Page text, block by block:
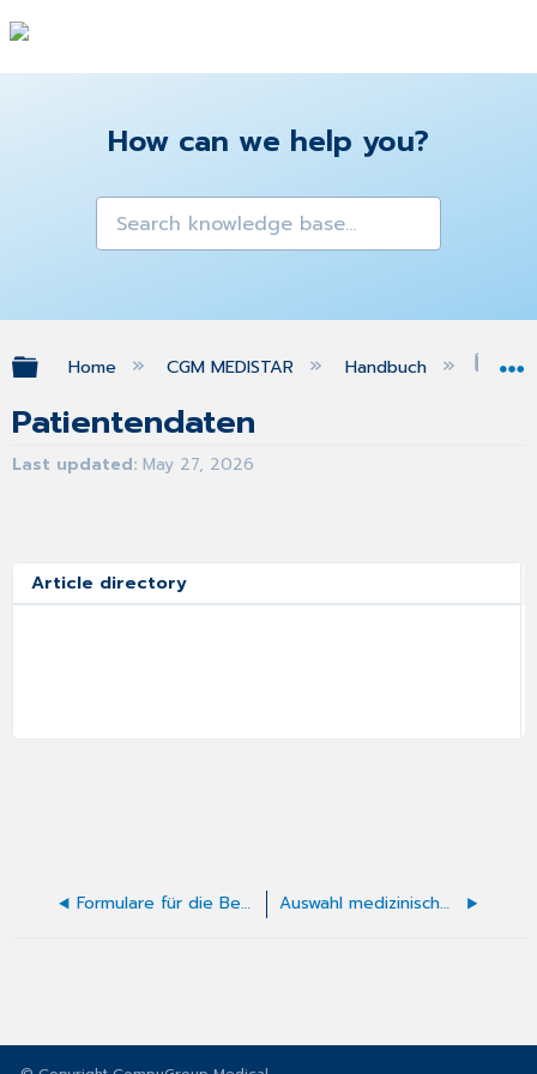
How can we help you?
Expand/collapse global hierarchy
Home CGM MEDISTAR Handbuch
Patientendaten
Last updated May 27, 2026
Article directory
Formulare für die Behandlung von Allergien Auswahl medizinischer Daten